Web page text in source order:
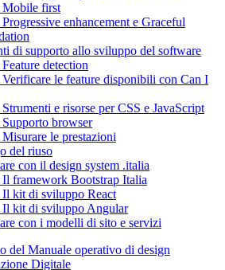
Mobile first
enhancement e Graceful
di supporto allo sviluppo del software
detection
le feature disponibili con Can I
e risorse per CSS e JavaScript
browser
le prestazioni
del riuso
con il design system .italia
Il framework Bootstrap Italia
Il kit di sviluppo React
Il kit di sviluppo Angular
con i modelli di sito e servizi
del Manuale operativo di design